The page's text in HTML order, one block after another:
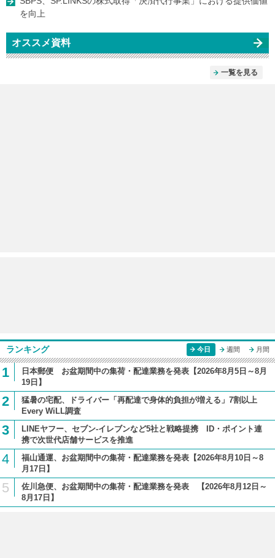
を向上
オススメ資料
一覧を見る
ランキング 今日 週間 月間
1
日本郵便 お盆期間中の集荷・配達業務を発表【2026年8月5日～8月
19日】
2
猛暑の宅配、ドライバー「再配達で身体的負担が増える」7割以上
Every WiLL調査
3
LINEヤフー、セブン-イレブンなど5社と戦略提携 ID・ポイント連
携で次世代店舗サービスを推進
4
福山通運、お盆期間中の集荷・配達業務を発表【2026年8月10日～8
月17日】
5
佐川急便、お盆期間中の集荷・配達業務を発表 【2026年8月12日～
8月17日】